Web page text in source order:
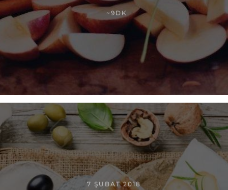
~9DK
7 ŞUBAT 2018